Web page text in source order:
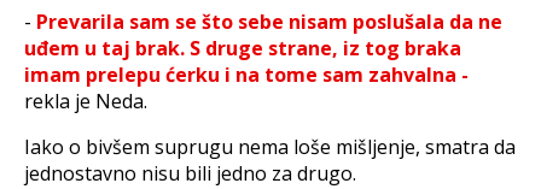
- Prevarila sam se što sebe nisam poslušala da ne
uđem u taj brak. S druge strane, iz tog braka
imam prelepu ćerku i na tome sam zahvalna -
rekla je Neda.
Iako o bivšem suprugu nema loše mišljenje, smatra da
jednostavno nisu bili jedno za drugo.